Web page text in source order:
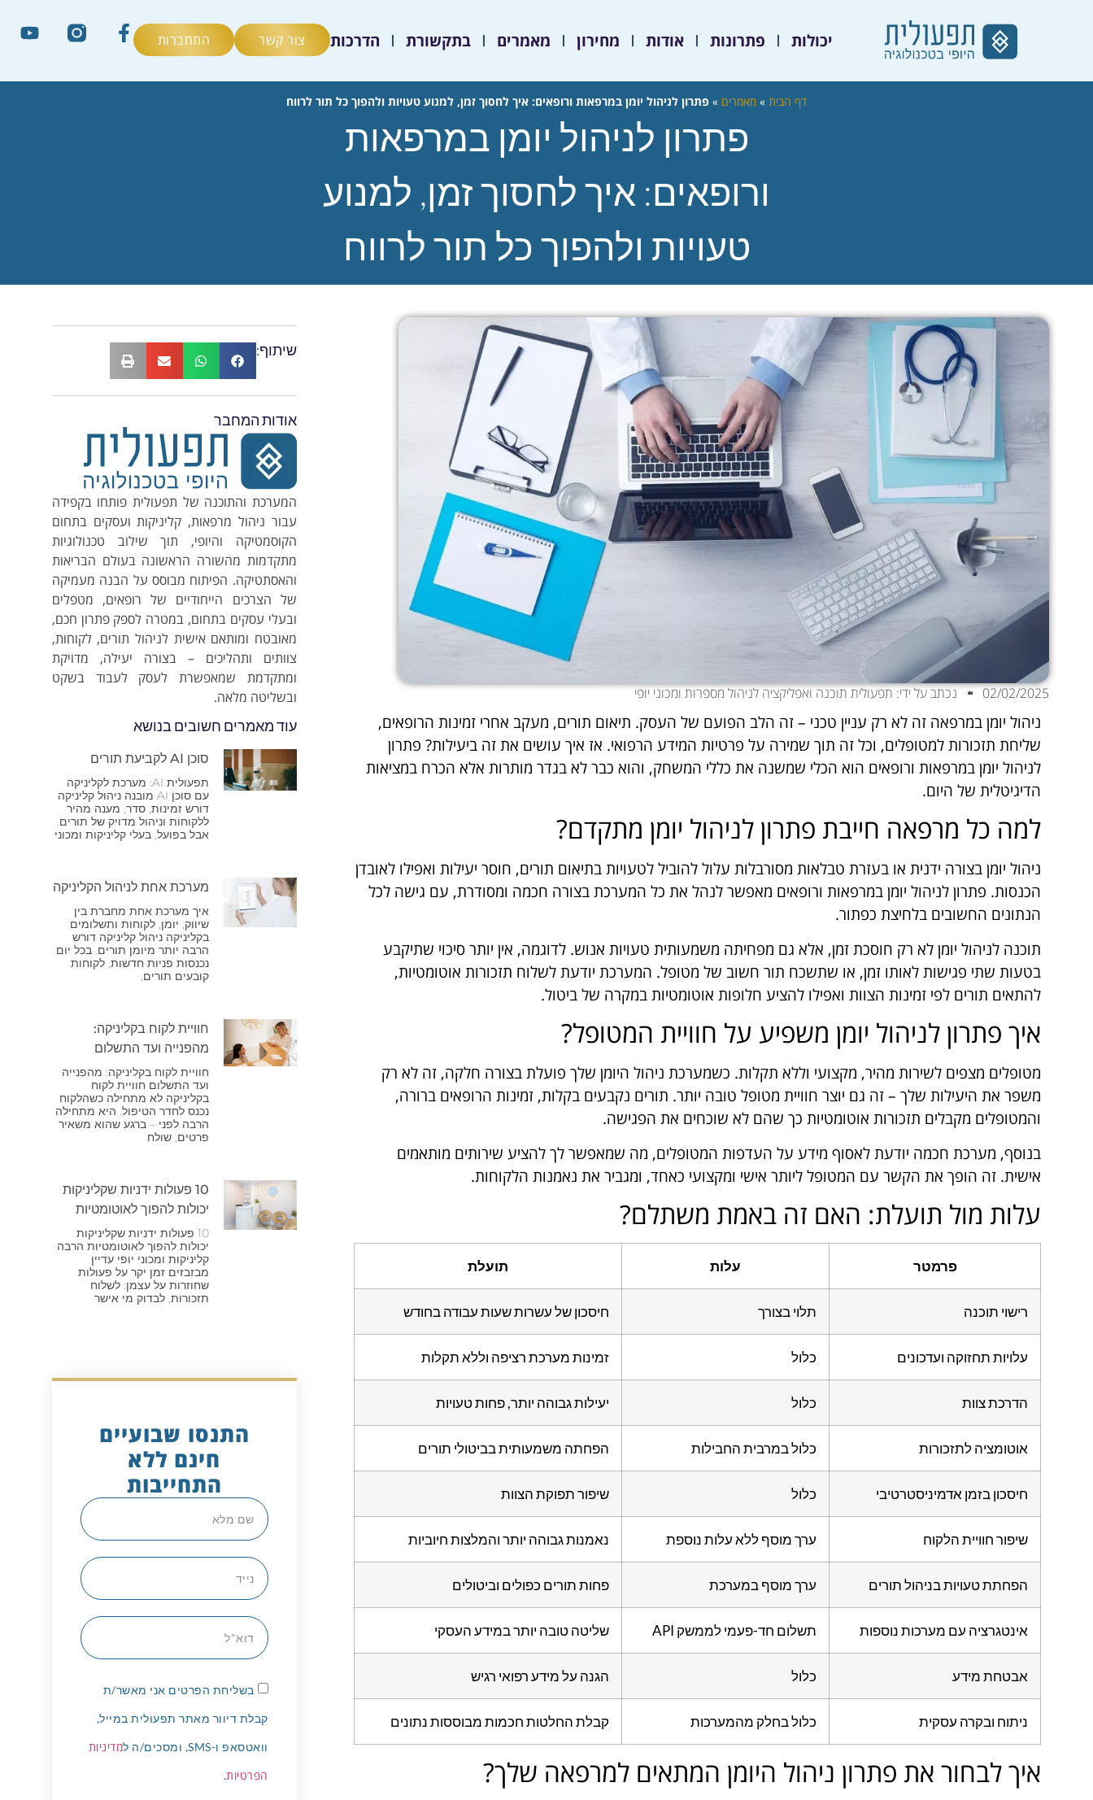
יכולות פתרונות אודות מחירון מאמרים בתקשורת הדרכות צור קשר התחברות
דף הבית » מאמרים » פתרון לניהול יומן במרפאות ורופאים: איך לחסוך זמן, למנוע טעויות ולהפוך כל תור לרווח
פתרון לניהול יומן במרפאות
ורופאים: איך לחסוך זמן, למנוע
טעויות ולהפוך כל תור לרווח
02/02/2025 נכתב על ידי: תפעולית תוכנה ואפליקציה לניהול מספרות ומכוני יופי
ניהול יומן במרפאה זה לא רק עניין טכני – זה הלב הפועם של העסק. תיאום תורים, מעקב אחרי זמינות הרופאים,
שליחת תזכורות למטופלים, וכל זה תוך שמירה על פרטיות המידע הרפואי. אז איך עושים את זה ביעילות? פתרון
לניהול יומן במרפאות ורופאים הוא הכלי שמשנה את כללי המשחק, והוא כבר לא בגדר מותרות אלא הכרח במציאות
הדיגיטלית של היום.
למה כל מרפאה חייבת פתרון לניהול יומן מתקדם?
ניהול יומן בצורה ידנית או בעזרת טבלאות מסורבלות עלול להוביל לטעויות בתיאום תורים, חוסר יעילות ואפילו לאובדן
הכנסות. פתרון לניהול יומן במרפאות ורופאים מאפשר לנהל את כל המערכת בצורה חכמה ומסודרת, עם גישה לכל
הנתונים החשובים בלחיצת כפתור.
תוכנה לניהול יומן לא רק חוסכת זמן, אלא גם מפחיתה משמעותית טעויות אנוש. לדוגמה, אין יותר סיכוי שתיקבע
בטעות שתי פגישות לאותו זמן, או שתשכח תור חשוב של מטופל. המערכת יודעת לשלוח תזכורות אוטומטיות,
להתאים תורים לפי זמינות הצוות ואפילו להציע חלופות אוטומטיות במקרה של ביטול.
איך פתרון לניהול יומן משפיע על חוויית המטופל?
מטופלים מצפים לשירות מהיר, מקצועי וללא תקלות. כשמערכת ניהול היומן שלך פועלת בצורה חלקה, זה לא רק
משפר את היעילות שלך – זה גם יוצר חוויית מטופל טובה יותר. תורים נקבעים בקלות, זמינות הרופאים ברורה,
והמטופלים מקבלים תזכורות אוטומטיות כך שהם לא שוכחים את הפגישה.
בנוסף, מערכת חכמה יודעת לאסוף מידע על העדפות המטופלים, מה שמאפשר לך להציע שירותים מותאמים
אישית. זה הופך את הקשר עם המטופל ליותר אישי ומקצועי כאחד, ומגביר את נאמנות הלקוחות.
עלות מול תועלת: האם זה באמת משתלם?
פרמטר עלות תועלת
רישוי תוכנה תלוי בצורך חיסכון של עשרות שעות עבודה בחודש
עלויות תחזוקה ועדכונים כלול זמינות מערכת רציפה וללא תקלות
הדרכת צוות כלול יעילות גבוהה יותר, פחות טעויות
אוטומציה לתזכורות כלול במרבית החבילות הפחתה משמעותית בביטולי תורים
חיסכון בזמן אדמיניסטרטיבי כלול שיפור תפוקת הצוות
שיפור חוויית הלקוח ערך מוסף ללא עלות נוספת נאמנות גבוהה יותר והמלצות חיוביות
הפחתת טעויות בניהול תורים ערך מוסף במערכת פחות תורים כפולים וביטולים
אינטגרציה עם מערכות נוספות תשלום חד-פעמי לממשק API שליטה טובה יותר במידע העסקי
אבטחת מידע כלול הגנה על מידע רפואי רגיש
ניתוח ובקרה עסקית כלול בחלק מהמערכות קבלת החלטות חכמות מבוססות נתונים
איך לבחור את פתרון ניהול היומן המתאים למרפאה שלך?
שיתוף:
אודות המחבר
המערכת והתוכנה של תפעולית פותחו בקפידה
עבור ניהול מרפאות, קליניקות ועסקים בתחום
הקוסמטיקה והיופי, תוך שילוב טכנולוגיות
מתקדמות מהשורה הראשונה בעולם הבריאות
והאסתטיקה. הפיתוח מבוסס על הבנה מעמיקה
של הצרכים הייחודיים של רופאים, מטפלים
ובעלי עסקים בתחום, במטרה לספק פתרון חכם,
מאובטח ומותאם אישית לניהול תורים, לקוחות,
צוותים ותהליכים – בצורה יעילה, מדויקת
ומתקדמת שמאפשרת לעסק לעבוד בשקט
ובשליטה מלאה.
עוד מאמרים חשובים בנושא
סוכן AI לקביעת תורים
תפעולית AI: מערכת לקליניקה
עם סוכן AI מובנה ניהול קליניקה
דורש זמינות, סדר, מענה מהיר
ללקוחות וניהול מדויק של תורים.
אבל בפועל, בעלי קליניקות ומכוני
מערכת אחת לניהול הקליניקה
איך מערכת אחת מחברת בין
שיווק, יומן, לקוחות ותשלומים
בקליניקה ניהול קליניקה דורש
הרבה יותר מיומן תורים. בכל יום
נכנסות פניות חדשות, לקוחות
קובעים תורים,
חוויית לקוח בקליניקה:
מהפנייה ועד התשלום
חוויית לקוח בקליניקה: מהפנייה
ועד התשלום חוויית לקוח
בקליניקה לא מתחילה כשהלקוח
נכנס לחדר הטיפול. היא מתחילה
הרבה לפני – ברגע שהוא משאיר
פרטים, שולח
10 פעולות ידניות שקליניקות
יכולות להפוך לאוטומטיות
10 פעולות ידניות שקליניקות
יכולות להפוך לאוטומטיות הרבה
קליניקות ומכוני יופי עדיין
מבזבזים זמן יקר על פעולות
שחוזרות על עצמן: לשלוח
תזכורות, לבדוק מי אישר
התנסו שבועיים
חינם ללא
התחייבות
בשליחת הפרטים אני מאשר/ת
קבלת דיוור מאתר תפעולית במייל,
וואטסאפ ו-SMS, ומסכים/ה ל
מדיניות
הפרטיות.